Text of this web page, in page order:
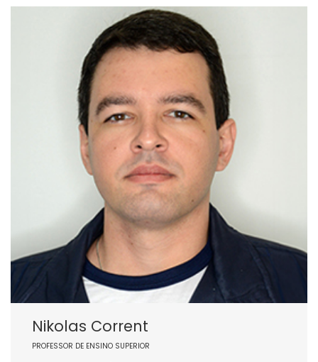
Nikolas Corrent
PROFESSOR DE ENSINO SUPERIOR